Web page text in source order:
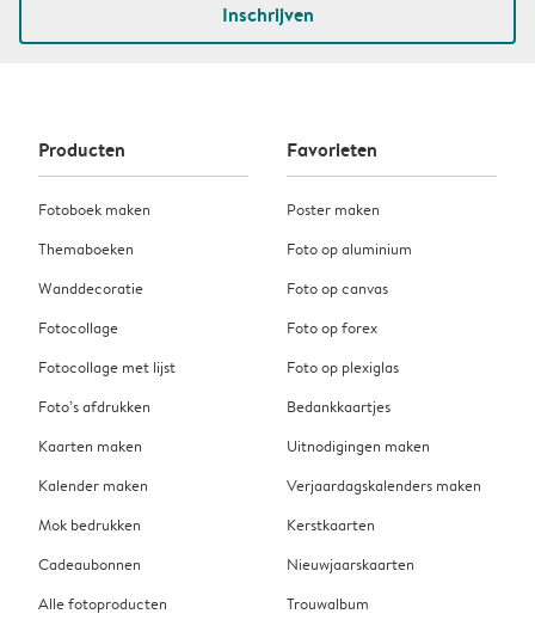
Inschrijven
Producten
Fotoboek maken
Themaboeken
Wanddecoratie
Fotocollage
Fotocollage met lijst
Foto’s afdrukken
Kaarten maken
Kalender maken
Mok bedrukken
Cadeaubonnen
Alle fotoproducten
Favorieten
Poster maken
Foto op aluminium
Foto op canvas
Foto op forex
Foto op plexiglas
Bedankkaartjes
Uitnodigingen maken
Verjaardagskalenders maken
Kerstkaarten
Nieuwjaarskaarten
Trouwalbum